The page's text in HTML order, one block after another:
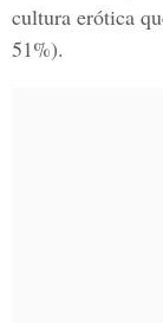
cultura erótica
51%).